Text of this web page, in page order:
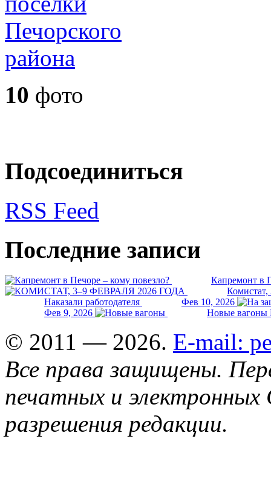
10 фото
Подсоединиться
RSS Feed
Последние записи
Капремонт в
Комистат,
Наказали работодателя
Фев 10, 2026
Фев 9, 2026
Новые вагоны
© 2011 — 2026. E-mail:
Все права защищены.
печатных и
разрешения редакции.